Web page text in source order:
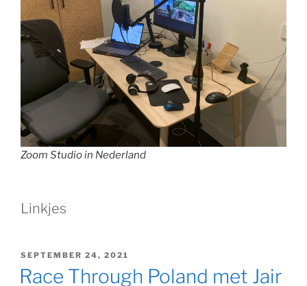
Zoom Studio in Nederland
Linkjes
GEPLAATST
OP
SEPTEMBER 24, 2021
Race Through Poland met Jair